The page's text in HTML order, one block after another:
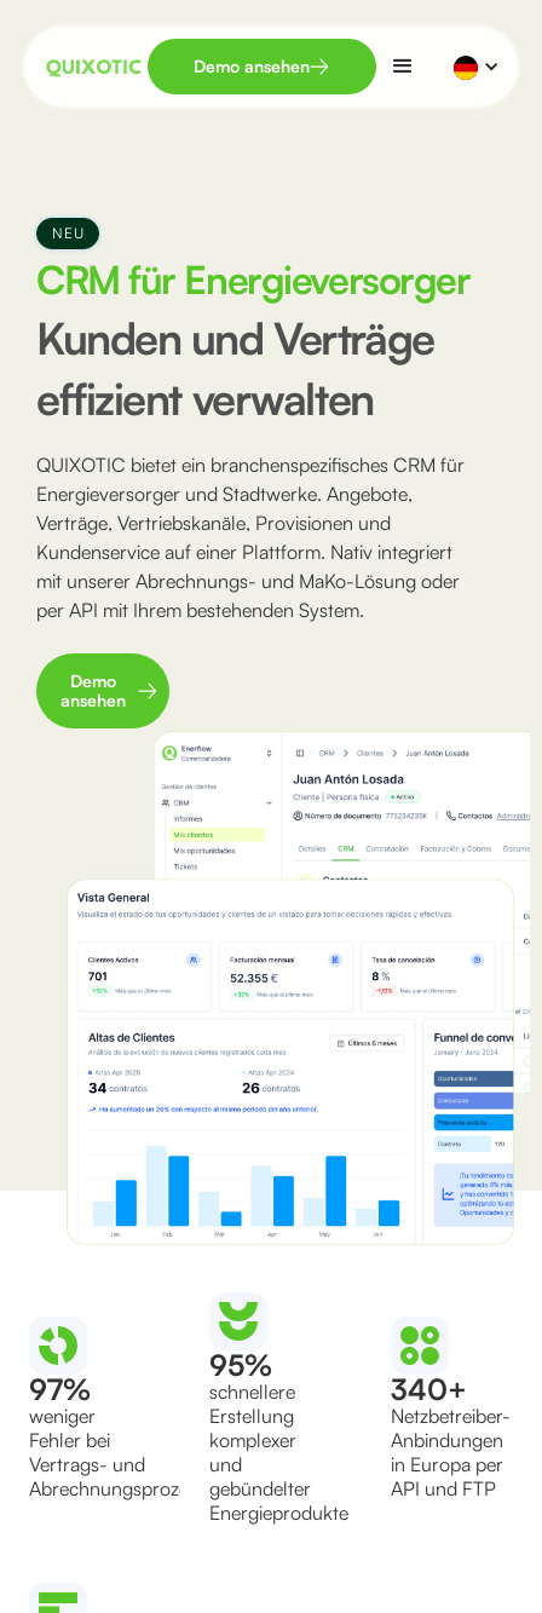
Demo ansehen
NEU
CRM für Energieversorger
Kunden und Verträge
effizient verwalten
QUIXOTIC bietet ein branchenspezifisches CRM für
Energieversorger und Stadtwerke. Angebote,
Verträge, Vertriebskanäle, Provisionen und
Kundenservice auf einer Plattform. Nativ integriert
mit unserer Abrechnungs- und MaKo-Lösung oder
per API mit Ihrem bestehenden System.
Demo
ansehen
97%
weniger
Fehler bei
Vertrags- und
Abrechnungsprozessen
95%
schnellere
Erstellung
komplexer
und
gebündelter
Energieprodukte
340+
Netzbetreiber-
Anbindungen
in Europa per
API und FTP